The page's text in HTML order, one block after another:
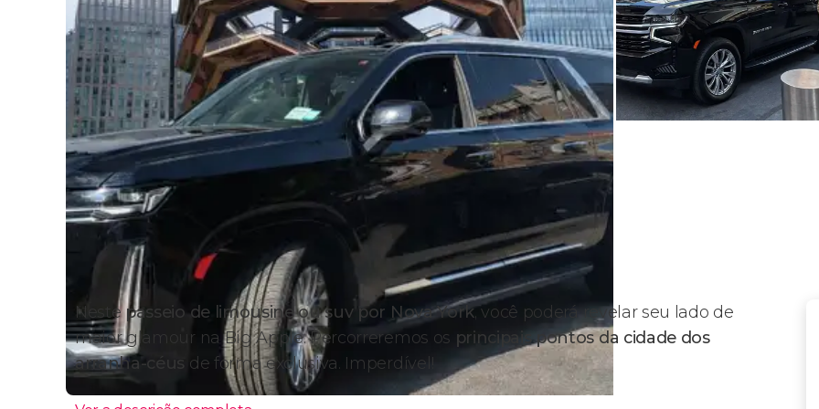
Nestepasseio de limousine ou suv por Nova York, você poderá revelar seu lado de
maior glamour na Big Apple. Percorreremos os principais pontos da cidade dos
arranha-céus de forma exclusiva. Imperdível!